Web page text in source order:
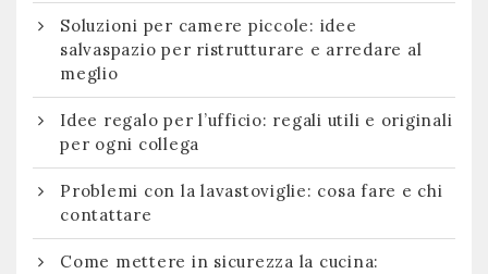
Soluzioni per camere piccole: idee
salvaspazio per ristrutturare e arredare al
meglio
Idee regalo per l’ufficio: regali utili e originali
per ogni collega
Problemi con la lavastoviglie: cosa fare e chi
contattare
Come mettere in sicurezza la cucina: